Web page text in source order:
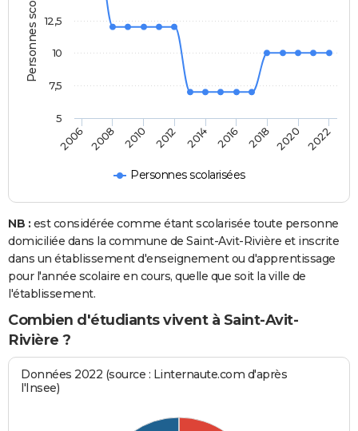
Personnes scolarisées
2006 2008 2010 2012 2014 2016 2018 2020 2022
5
7,5
10
12,5
NB : est considérée comme étant scolarisée toute personne
domiciliée dans la commune de Saint-Avit-Rivière et inscrite
dans un établissement d'enseignement ou d'apprentissage
pour l'année scolaire en cours, quelle que soit la ville de
l'établissement.
Combien d'étudiants vivent à Saint-Avit-
Rivière ?
Données 2022 (source : Linternaute.com d'après
l'Insee)